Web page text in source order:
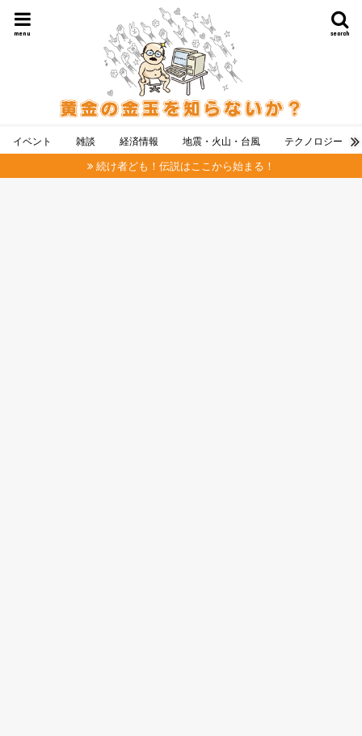
search
menu
イベント 雑談 経済情報 地震・火山・台風 テクノロジー
続け者ども！伝説はここから始まる！